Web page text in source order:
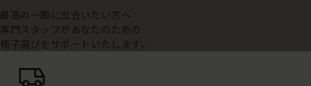
最高の一脚に出会いたい方へ
専門スタッフがあなたのための
椅子選びをサポートいたします。